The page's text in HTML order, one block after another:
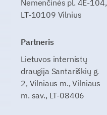
Nemenčinės pl. 4E-104,
LT-10109 Vilnius
Partneris
Lietuvos internistų
draugija Santariškių g.
2, Vilniaus m., Vilniaus
m. sav., LT-08406